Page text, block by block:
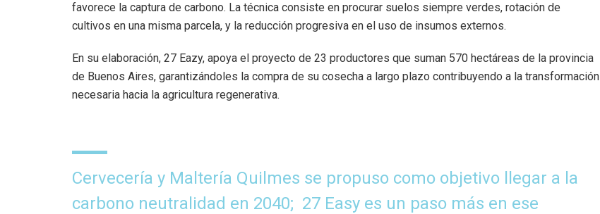
favorece la captura de carbono. La técnica consiste en procurar suelos siempre verdes, rotación de
cultivos en una misma parcela, y la reducción progresiva en el uso de insumos externos.
En su elaboración, 27 Eazy, apoya el proyecto de 23 productores que suman 570 hectáreas de la provincia
de Buenos Aires, garantizándoles la compra de su cosecha a largo plazo contribuyendo a la transformación
necesaria hacia la agricultura regenerativa.
Cervecería y Maltería Quilmes se propuso como objetivo llegar a la
carbono neutralidad en 2040; 27 Easy es un paso más en ese